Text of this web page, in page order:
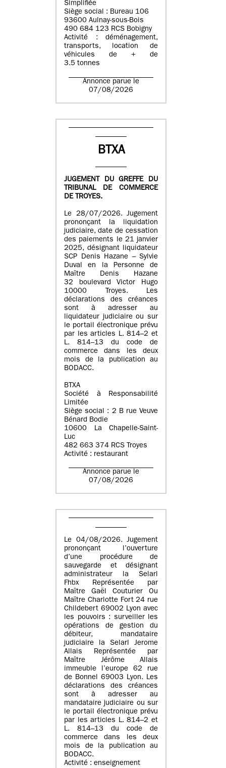
Simplifiée
Siège social : Bureau 106
93600 Aulnay-sous-Bois
490 684 123 RCS Bobigny
Activité : déménagement,
transports, location de
véhicules de + de
3.5 tonnes
Annonce parue le
07/08/2026
BTXA
JUGEMENT DU GREFFE DU
TRIBUNAL DE COMMERCE
DE TROYES.
Le 28/07/2026. Jugement
prononçant la liquidation
judiciaire, date de cessation
des paiements le 21 janvier
2025, désignant liquidateur
SCP Denis Hazane – Sylvie
Duval en la Personne de
Maître Denis Hazane
32 boulevard Victor Hugo
10000 Troyes. Les
déclarations des créances
sont à adresser au
liquidateur judiciaire ou sur
le portail électronique prévu
par les articles L. 814–2 et
L. 814–13 du code de
commerce dans les deux
mois de la publication au
BODACC.
BTXA
Société à Responsabilité
Limitée
Siège social : 2 B rue Veuve
Bénard Bodie
10600 La Chapelle-Saint-
Luc
482 663 374 RCS Troyes
Activité : restaurant
Annonce parue le
07/08/2026
Le 04/08/2026. Jugement
prononçant l’ouverture
d’une procédure de
sauvegarde et désignant
administrateur la Selarl
Fhbx Représentée par
Maître Gaël Couturier Ou
Maître Charlotte Fort 24 rue
Childebert 69002 Lyon avec
les pouvoirs : surveiller les
opérations de gestion du
débiteur, mandataire
judiciaire la Selarl Jerome
Allais Représentée par
Maître Jérôme Allais
immeuble l’europe 62 rue
de Bonnel 69003 Lyon. Les
déclarations des créances
sont à adresser au
mandataire judiciaire ou sur
le portail électronique prévu
par les articles L. 814–2 et
L. 814–13 du code de
commerce dans les deux
mois de la publication au
BODACC.
Activité : enseignement